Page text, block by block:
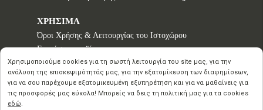
ΧΡΗΣΙΜΑ
Όροι Χρήσης & Λειτουργίας του Ιστοχώρου
Εγγυήσεις προϊόντων
Τρόποι παραγγελίας
Πολιτική επιστροφών - Δικαίωμα Υπαναχώρησης
Προστασία Προσωπικών Δεδομένων
Χρησιμοποιούμε cookies για τη σωστή λειτουργία του site μας, για την
ανάλυση της επισκεψιμότητάς μας, για την εξατομίκευση των διαφημίσεων,
για να σου παρέχουμε εξατομικευμένη εξυπηρέτηση και για να μαθαίνεις για
τις προσφορές μας εύκολα! Μπορείς να δεις τη πολιτική μας για τα cookies
εδώ.